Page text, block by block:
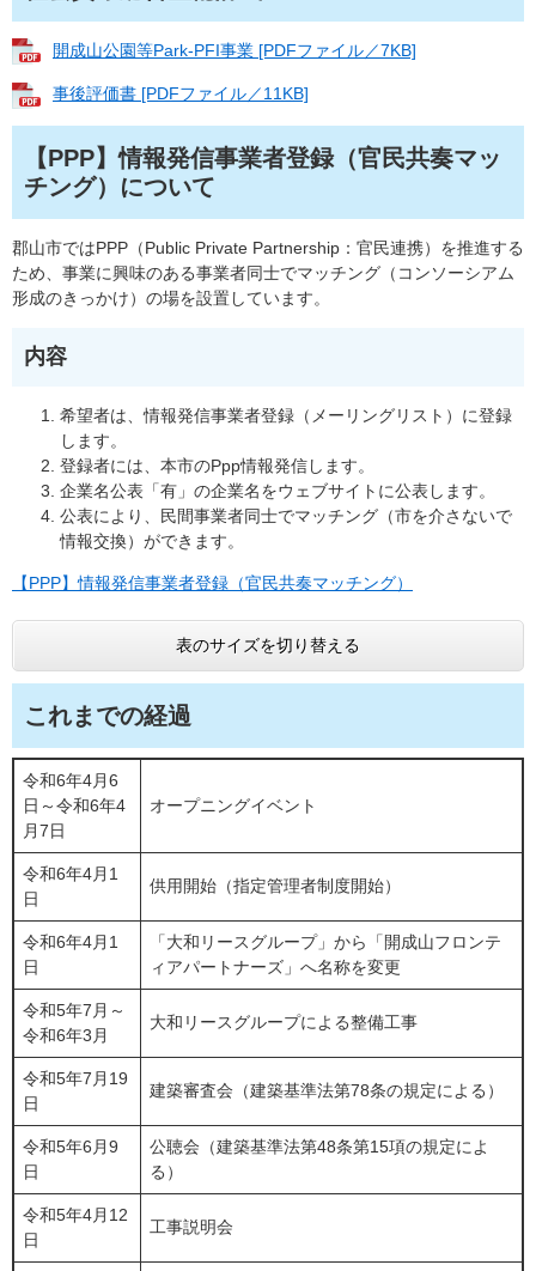
開成山公園等Park-PFI事業 [PDFファイル／7KB]
事後評価書 [PDFファイル／11KB]
【PPP】情報発信事業者登録（官民共奏マッ
チング）について
郡山市ではPPP（Public Private Partnership：官民連携）を推進する
ため、事業に興味のある事業者同士でマッチング（コンソーシアム
形成のきっかけ）の場を設置しています。
内容
希望者は、情報発信事業者登録（メーリングリスト）に登録
します。
登録者には、本市のPpp情報発信します。
企業名公表「有」の企業名をウェブサイトに公表します。
公表により、⺠間事業者同士でマッチング（市を介さないで
情報交換）ができます。
【PPP】情報発信事業者登録（官民共奏マッチング）
表のサイズを切り替える
これまでの経過
令和6年4月6
日～令和6年4
月7日
オープニングイベント
令和6年4月1
日
供用開始（指定管理者制度開始）
令和6年4月1
日
「大和リースグループ」から「開成山フロンテ
ィアパートナーズ」へ名称を変更
令和5年7月～
令和6年3月
大和リースグループによる整備工事
令和5年7月19
日
建築審査会（建築基準法第78条の規定による）
令和5年6月9
日
公聴会（建築基準法第48条第15項の規定によ
る）
令和5年4月12
日
工事説明会